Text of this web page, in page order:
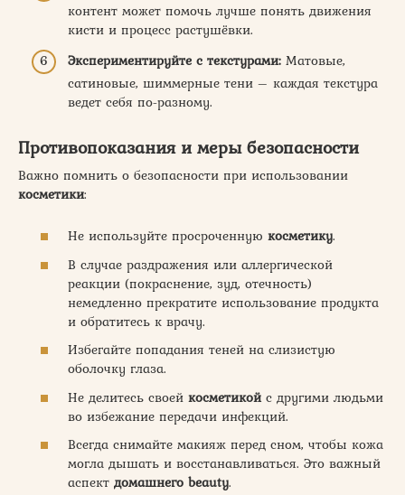
контент может помочь лучше понять движения
кисти и процесс растушёвки.
Экспериментируйте с текстурами: Матовые,
сатиновые, шиммерные тени – каждая текстура
ведет себя по-разному.
Противопоказания и меры безопасности
Важно помнить о безопасности при использовании
косметики:
Не используйте просроченную косметику.
В случае раздражения или аллергической
реакции (покраснение, зуд, отечность)
немедленно прекратите использование продукта
и обратитесь к врачу.
Избегайте попадания теней на слизистую
оболочку глаза.
Не делитесь своей косметикойс другими людьми
во избежание передачи инфекций.
Всегда снимайте макияж перед сном, чтобы кожа
могла дышать и восстанавливаться. Это важный
аспект домашнего beauty.